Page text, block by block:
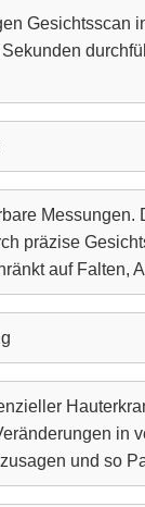
Gesichtsscan
präzise
auf Falten,
und so